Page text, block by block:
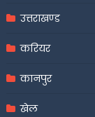
उत्तराखण्ड
करियर
कानपुर
खेल